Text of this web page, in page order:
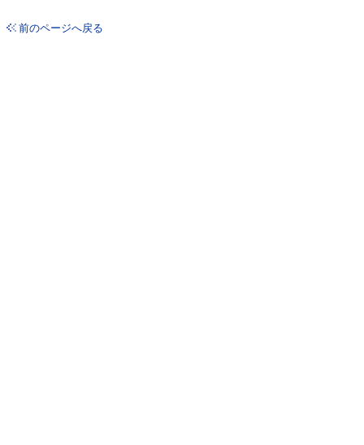
前のページへ戻る